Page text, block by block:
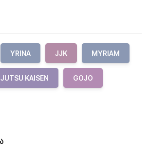
YRINA JJK MYRIAM
KAISEN GOJO